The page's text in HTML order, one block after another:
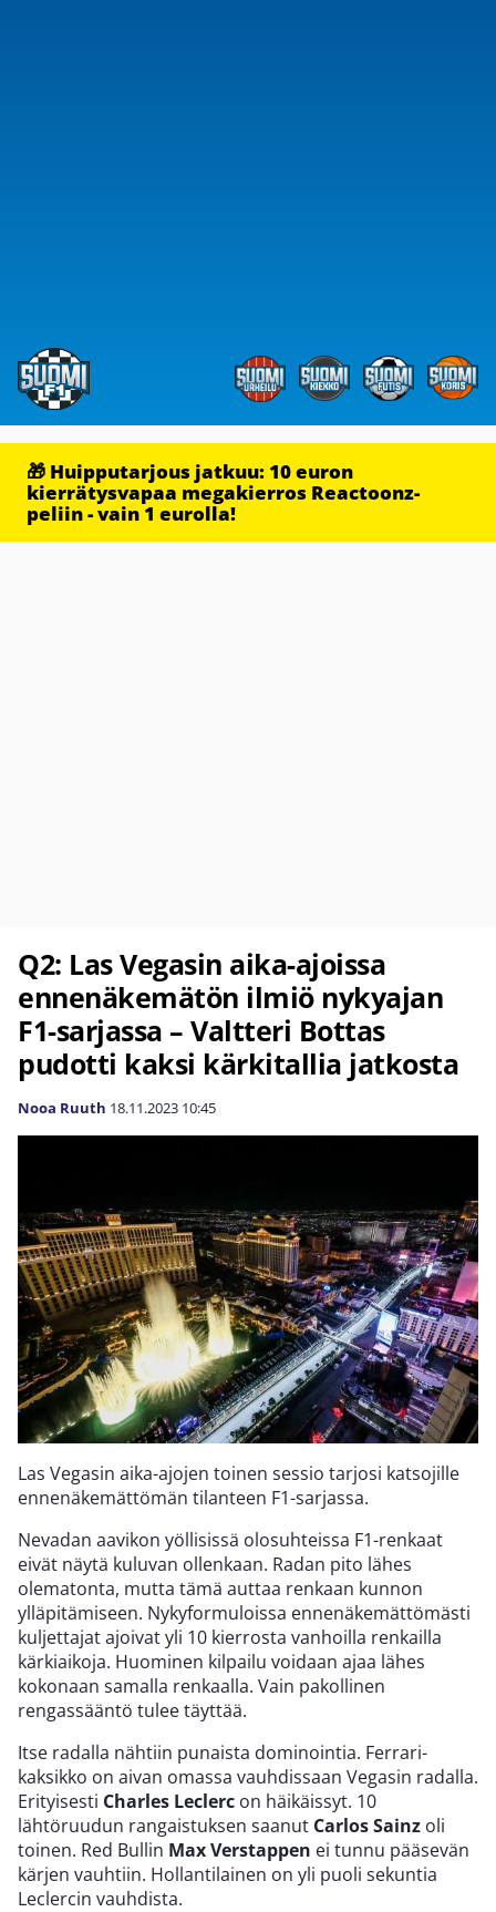
🎁 Huipputarjous jatkuu: 10 euron
kierrätysvapaa megakierros Reactoonz-
peliin - vain 1 eurolla!
Q2: Las Vegasin aika-ajoissa
ennenäkemätön ilmiö nykyajan
F1-sarjassa – Valtteri Bottas
pudotti kaksi kärkitallia jatkosta
Nooa Ruuth 18.11.2023 10:45
Las Vegasin aika-ajojen toinen sessio tarjosi katsojille
ennenäkemättömän tilanteen F1-sarjassa.
Nevadan aavikon yöllisissä olosuhteissa F1-renkaat
eivät näytä kuluvan ollenkaan. Radan pito lähes
olematonta, mutta tämä auttaa renkaan kunnon
ylläpitämiseen. Nykyformuloissa ennenäkemättömästi
kuljettajat ajoivat yli 10 kierrosta vanhoilla renkailla
kärkiaikoja. Huominen kilpailu voidaan ajaa lähes
kokonaan samalla renkaalla. Vain pakollinen
rengassääntö tulee täyttää.
Itse radalla nähtiin punaista dominointia. Ferrari-
kaksikko on aivan omassa vauhdissaan Vegasin radalla.
Erityisesti Charles Leclerc on häikäissyt. 10
lähtöruudun rangaistuksen saanut Carlos Sainz oli
toinen. Red Bullin Max Verstappen ei tunnu pääsevän
kärjen vauhtiin. Hollantilainen on yli puoli sekuntia
Leclercin vauhdista.